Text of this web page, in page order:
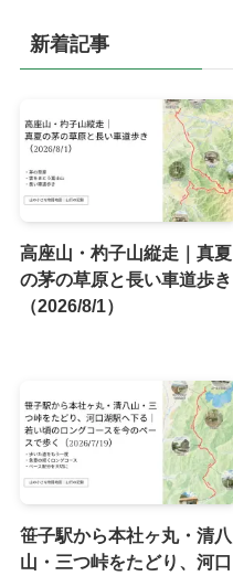
新着記事
高座山・杓子山縦走｜真夏
の茅の草原と長い車道歩き
（2026/8/1）
笹子駅から本社ヶ丸・清八
山・三つ峠をたどり、河口